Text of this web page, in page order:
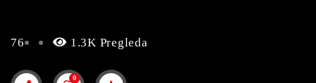
76 1.3K Pregleda
0